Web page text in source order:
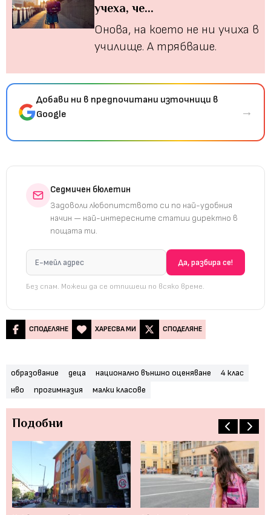
учеха, че...
Онова, на което не ни учиха в
училище. А трябваше.
Добави ни в предпочитани източници в
Google
→
Седмичен бюлетин
Задоволи любопитството си по най-удобния
начин — най-интересните статии директно в
пощата ти.
Без спам. Можеш да се отпишеш по всяко време.
СПОДЕЛЯНЕ ХАРЕСВА МИ СПОДЕЛЯНЕ
образование деца национално външно оценяване
4 клас
нво
прогимназия малки класове
Подобни